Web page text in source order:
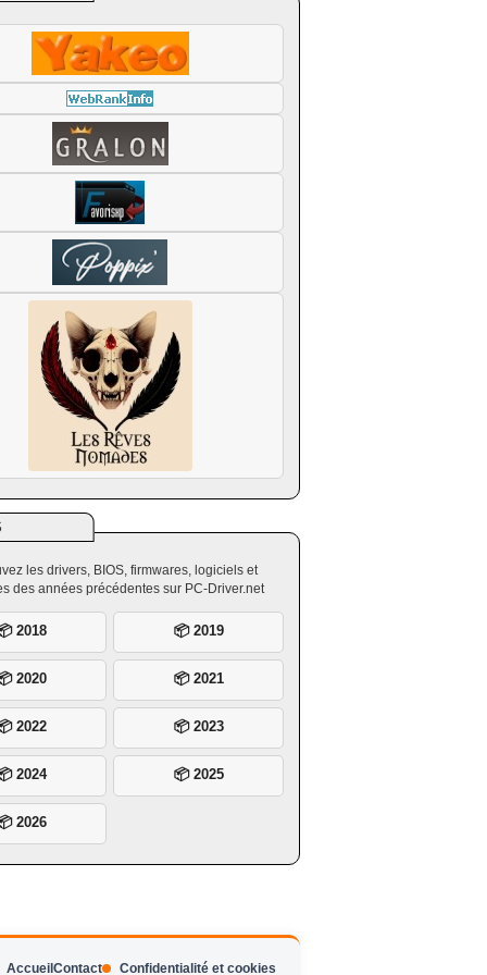
les drivers, BIOS, firmwares, logiciels et
des années précédentes sur PC-Driver.net
2018 📦 2019
2020 📦 2021
2022 📦 2023
2024 📦 2025
2026
Accueil Contact Confidentialité et cookies